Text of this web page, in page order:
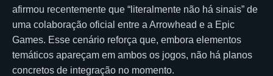
afirmou recentemente que “literalmente não há sinais” de
uma colaboração oficial entre a Arrowhead e a Epic
Games. Esse cenário reforça que, embora elementos
temáticos apareçam em ambos os jogos, não há planos
concretos de integração no momento.